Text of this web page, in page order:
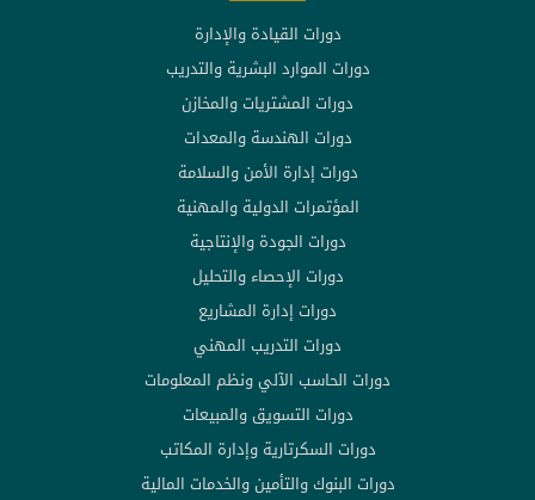
دورات القيادة والإدارة
دورات الموارد البشرية والتدريب
دورات المشتريات والمخازن
دورات الهندسة والمعدات
دورات إدارة الأمن والسلامة
المؤتمرات الدولية والمهنية
دورات الجودة والإنتاجية
دورات الإحصاء والتحليل
دورات إدارة المشاريع
دورات التدريب المهني
دورات الحاسب الآلي ونظم المعلومات
دورات التسويق والمبيعات
دورات السكرتارية وإدارة المكاتب
دورات البنوك والتأمين والخدمات المالية